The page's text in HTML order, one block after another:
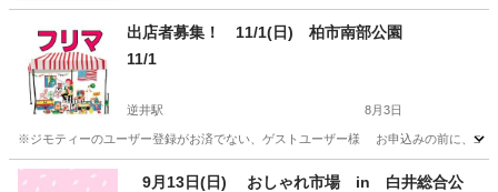
出店者募集！ 11/1(日) 柏市南部公園
11/1
逆井駅 8月3日
※ジモティーのユーザー登録がお済でない、ゲストユーザー様 お申込みの前に、
千葉 柏市 逆井駅 フリーマーケット 玩具
9月13日(日) おしゃれ市場 in 白井総合公